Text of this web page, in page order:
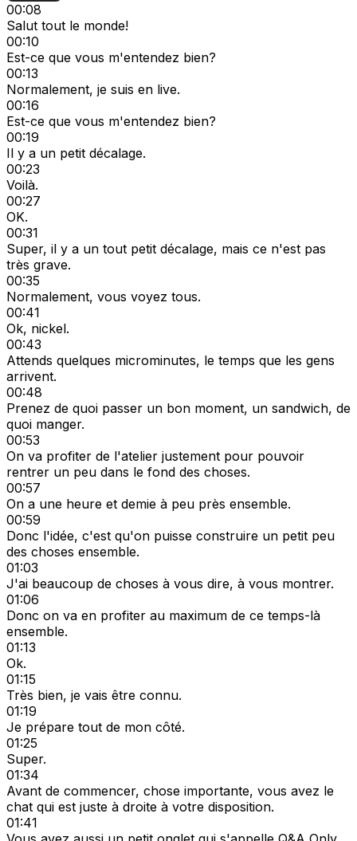
00:08
Salut tout le monde!
00:10
Est-ce que vous m'entendez bien?
00:13
Normalement, je suis en live.
00:16
Est-ce que vous m'entendez bien?
00:19
Il y a un petit décalage.
00:23
Voilà.
00:27
OK.
00:31
Super, il y a un tout petit décalage, mais ce n'est pas
très grave.
00:35
Normalement, vous voyez tous.
00:41
Ok, nickel.
00:43
Attends quelques microminutes, le temps que les gens
arrivent.
00:48
Prenez de quoi passer un bon moment, un sandwich, de
quoi manger.
00:53
On va profiter de l'atelier justement pour pouvoir
rentrer un peu dans le fond des choses.
00:57
On a une heure et demie à peu près ensemble.
00:59
Donc l'idée, c'est qu'on puisse construire un petit peu
des choses ensemble.
01:03
J'ai beaucoup de choses à vous dire, à vous montrer.
01:06
Donc on va en profiter au maximum de ce temps-là
ensemble.
01:13
Ok.
01:15
Très bien, je vais être connu.
01:19
Je prépare tout de mon côté.
01:25
Super.
01:34
Avant de commencer, chose importante, vous avez le
chat qui est juste à droite à votre disposition.
01:41